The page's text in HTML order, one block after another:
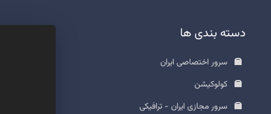
دسته بندی ها
سرور اختصاصی ایران
کولوکیشن
سرور مجازی ایران - ترافیکی